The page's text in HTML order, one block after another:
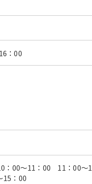
：00
：00〜11：00 11：00〜
：00